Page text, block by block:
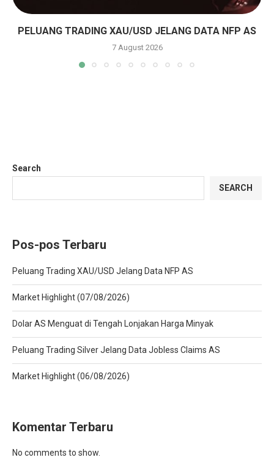
PELUANG TRADING XAU/USD JELANG DATA NFP AS
7 August 2026
Search
SEARCH
Pos-pos Terbaru
Peluang Trading XAU/USD Jelang Data NFP AS
Market Highlight (07/08/2026)
Dolar AS Menguat di Tengah Lonjakan Harga Minyak
Peluang Trading Silver Jelang Data Jobless Claims AS
Market Highlight (06/08/2026)
Komentar Terbaru
No comments to show.